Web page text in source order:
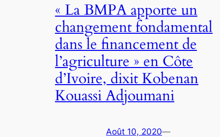
« La BMPA apporte un
changement fondamental
dans le financement de
l’agriculture » en Côte
d’Ivoire, dixit Kobenan
Kouassi Adjoumani
Août 10, 2020—